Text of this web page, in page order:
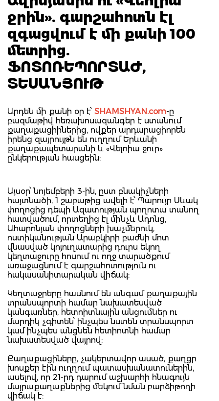
ջրին». գարշահոտն էլ
զգացվում է մի քանի 100
մետրից.
ՖՈՏՈՌԵՊՈՐՏԱԺ,
ՏԵՍԱՆՅՈՒԹ
Արդեն մի քանի օր է՝ SHAMSHYAN.com-ը
բազմաթիվ հեռախոսազանգեր է ստանում
քաղաքացիիներից, ովքեր արդարացիորեն
իրենց զայրույթն են ուղղում Երևանի
քաղաքապետարանի և «Վելոիա ջուր»
ընկերության հասցեին:
Այսօր՝ նոյեմբերի 3-ին, ըստ բնակիչների
հայտնածի, 1 շաբաթից ավելի է՝ Պարույր Սևակ
փողոցից դեպի Ազատության պողոտա տանող
հատվածում, որտեղից էլ մինչև Ադոնց,
Ահարոնյան փողոցների խաչմերուկ,
ոստիկանության Արաբկիրի բաժնի մոտ
վնասված կոյուղատարից դուրս եկող
կեղտաջուրը հոսում ու ողջ տարածքում
առաջացնում է գարշահոտություն ու
հակասանիտարական վիճակ:
Կեղտաջրերը հասնում են անգամ քաղաքային
տրանսպորտի համար նախատեսված
կանգառներ, հետոիտնային անցումներ ու
մարդիկ չգիտեն՝ ինչպես նստեն տրանսպորտ
կամ ինչպես անցնեն հետիոտնի համար
նախատեսված վայրով:
Քաղաքացիները, չակերտավոր ասած, քաղցր
խոսքեր էին ուղղում պատասխանատուներին,
ասելով, որ 21-րդ դարում աշխարհի հնագույն
մայրաքաղաքներից մեկում նման բարձիթողի
վիճակ է: